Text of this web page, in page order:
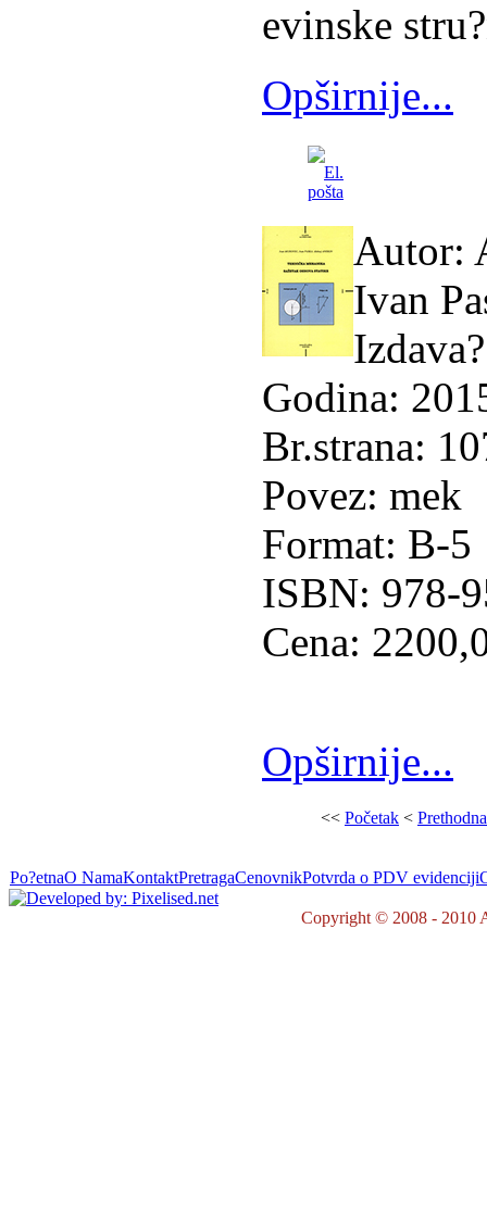
evinske
Opširnije...
Autor:
Ivan
Godina:
Br.strana:
Povez: mek
Format: B-5
ISBN: 978-
Cena:
Opširnije...
<< Početak < Prethodna
Po?etnaO NamaKontaktPretragaCenovnikPotvrda o PDV evidenciji
Copyright © 2008 - 2010